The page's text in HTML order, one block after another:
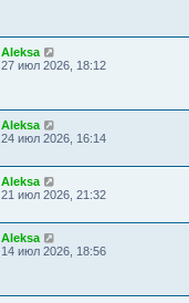
Aleksa
27 июл 2026, 18:12
Aleksa
24 июл 2026, 16:14
Aleksa
21 июл 2026, 21:32
Aleksa
14 июл 2026, 18:56